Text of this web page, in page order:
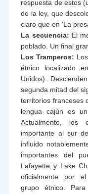
respuesta de estos
de la ley, que
claro que en ‘La
La secuencia: El
poblado. Un final
Los Tramperos:
étnico localizado
Unidos).
segunda mitad del
territorios franceses
lengua cajún es
Actualmente, los
importante al sur
influido
importantes del
Lafayette y Lake
oficialmente por
grupo étnico.